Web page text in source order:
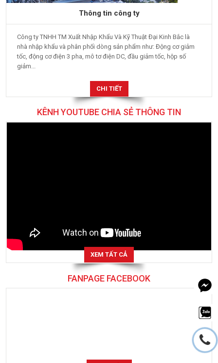
Thông tin công ty
Công ty TNHH TM Xuất Nhập Khẩu Và Kỹ Thuật Đại Kinh Bắc là
nhà nhập khẩu và phân phối dòng sản phẩm như: Động cơ giảm
tốc, động cơ điện 3 pha, mô tơ điện DC, đầu giảm tốc, hộp số
giảm...
CHI TIẾT
KÊNH YOUTUBE CHIA SẺ THÔNG TIN
XEM TẤT CẢ
FANPAGE FACEBOOK